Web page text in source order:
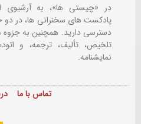
در «چیستی ها»، به
پادکست های سخنرانی ها، در دو
دسترسی دارید. همچنین به جزوه
تلخیص، تألیف، ترجمه، و
نمایشنامه.
تماس با ما